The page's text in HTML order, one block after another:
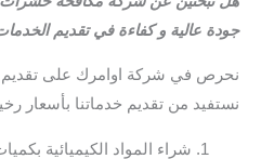
جودة عالية و كفاءة في تقديم
نحرص في شركة اوامرك على تقديم
نستفيد من تقديم خدماتنا بأسعار
شراء المواد الكيميائية